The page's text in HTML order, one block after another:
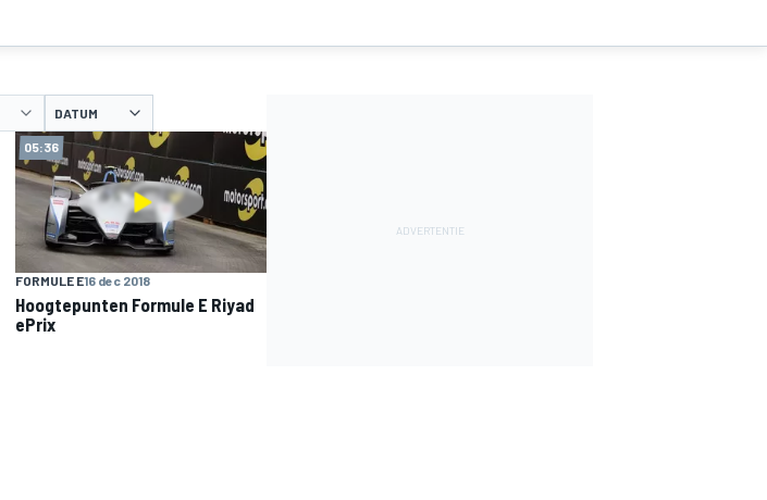
DATUM
05:36
FORMULE E16 dec 2018
Hoogtepunten Formule E Riyad
ePrix